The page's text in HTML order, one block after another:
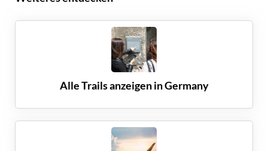
Alle Trails anzeigen inGermany